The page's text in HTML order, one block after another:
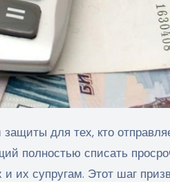
для тех, кто
полностью списать
их супругам. Этот шаг